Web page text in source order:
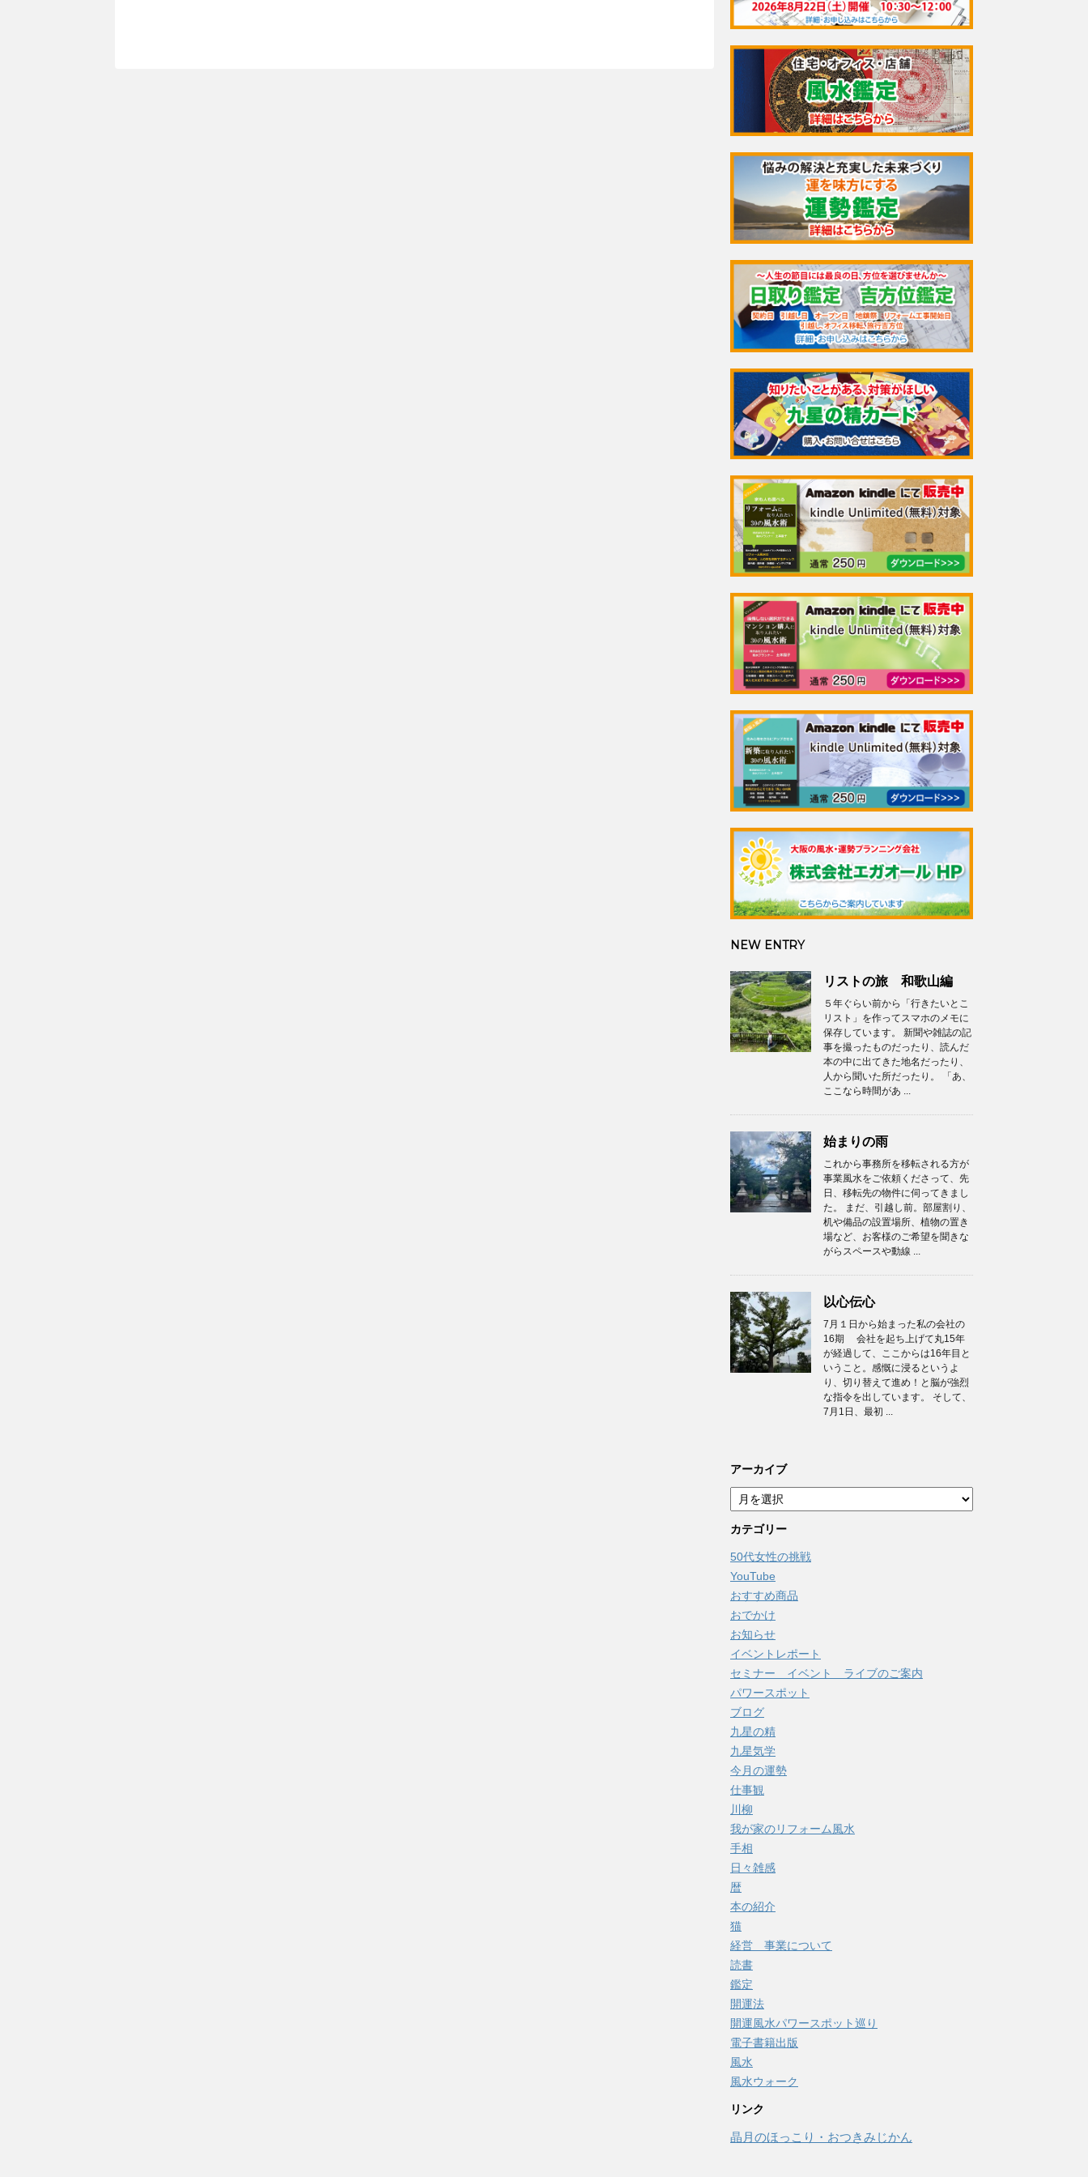
NEW ENTRY
リストの旅 和歌山編
５年ぐらい前から「行きたいとこ
リスト」を作ってスマホのメモに
保存しています。 新聞や雑誌の記
事を撮ったものだったり、読んだ
本の中に出てきた地名だったり、
人から聞いた所だったり。 「あ、
ここなら時間があ ...
始まりの雨
これから事務所を移転される方が
事業風水をご依頼くださって、先
日、移転先の物件に伺ってきまし
た。 まだ、引越し前。部屋割り、
机や備品の設置場所、植物の置き
場など、お客様のご希望を聞きな
がらスペースや動線 ...
以心伝心
7月１日から始まった私の会社の
16期 会社を起ち上げて丸15年
が経過して、ここからは16年目と
いうこと。感慨に浸るというよ
り、切り替えて進め！と脳が強烈
な指令を出しています。 そして、
7月1日、最初 ...
アーカイブ
ー
カ
イ
ブ
カテゴリー
50代女性の挑戦
YouTube
おすすめ商品
おでかけ
お知らせ
イベントレポート
セミナー イベント ライブのご案内
パワースポット
ブログ
九星の精
九星気学
今月の運勢
仕事観
川柳
我が家のリフォーム風水
手相
日々雑感
暦
本の紹介
猫
経営 事業について
読書
鑑定
開運法
開運風水パワースポット巡り
電子書籍出版
風水
風水ウォーク
リンク
晶月のほっこり・おつきみじかん